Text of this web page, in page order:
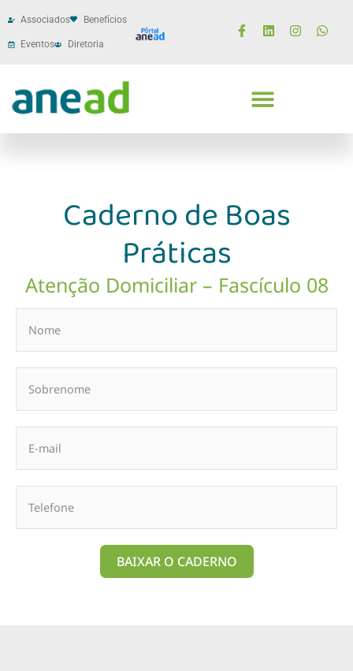
Associados Benefícios
Eventos Diretoria
Caderno de Boas
Práticas
Atenção Domiciliar – Fascículo 08
BAIXAR O CADERNO